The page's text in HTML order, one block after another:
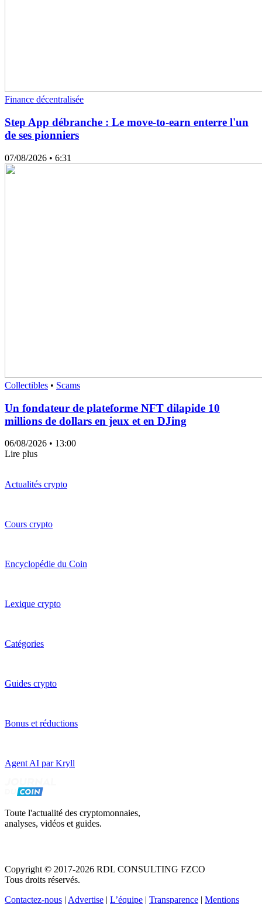
Finance décentralisée
Step App débranche : Le move-to-earn enterre l'un
de ses pionniers
07/08/2026 • 6:31
Collectibles • Scams
Un fondateur de plateforme NFT dilapide 10
millions de dollars en jeux et en DJing
06/08/2026 • 13:00
Lire plus
Actualités crypto
Cours crypto
Encyclopédie du Coin
Lexique crypto
Catégories
Guides crypto
Bonus et réductions
Agent AI par Kryll
Toute l'actualité des cryptomonnaies,
analyses, vidéos et guides.
Copyright © 2017-2026 RDL CONSULTING FZCO
Tous droits réservés.
Contactez-nous | Advertise | L’équipe | Transparence | Mentions